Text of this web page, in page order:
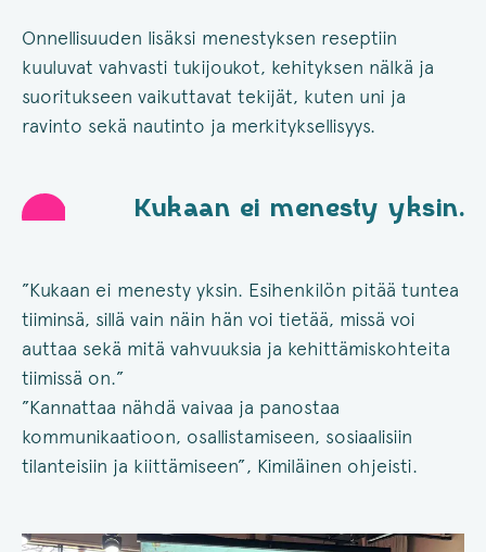
Onnellisuuden lisäksi menestyksen reseptiin
kuuluvat vahvasti tukijoukot, kehityksen nälkä ja
suoritukseen vaikuttavat tekijät, kuten uni ja
ravinto sekä nautinto ja merkityksellisyys.
Kukaan ei menesty yksin.
”Kukaan ei menesty yksin. Esihenkilön pitää tuntea
tiiminsä, sillä vain näin hän voi tietää, missä voi
auttaa sekä mitä vahvuuksia ja kehittämiskohteita
tiimissä on.”
”Kannattaa nähdä vaivaa ja panostaa
kommunikaatioon, osallistamiseen, sosiaalisiin
tilanteisiin ja kiittämiseen”, Kimiläinen ohjeisti.